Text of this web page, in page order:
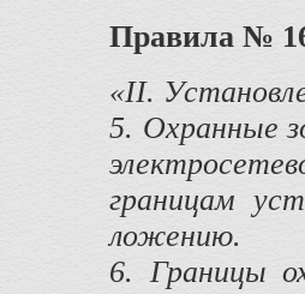
Правила №
«II.
5. Охранные
границам
ложению.
6. Границы